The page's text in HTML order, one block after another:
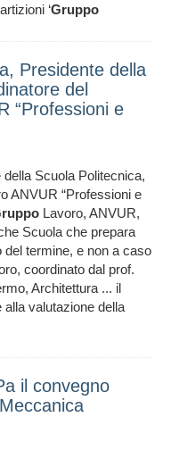
‘Gruppo
Presidente della
del
“Professioni e
Scuola Politecnica,
ANVUR “Professioni e
Lavoro, ANVUR,
Scuola che prepara
termine, e non a caso
coordinato dal prof.
Architettura ... il
valutazione della
il convegno